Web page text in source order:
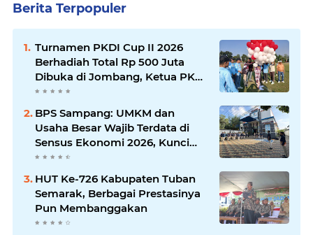
Berita Terpopuler
Turnamen PKDI Cup II 2026
Berhadiah Total Rp 500 Juta
Dibuka di Jombang, Ketua PKDI
Jatim Syaifullah Mahdi: Ajang
Komunikasi Antar-Kades untuk
Memajukan Desa
BPS Sampang: UMKM dan
Usaha Besar Wajib Terdata di
Sensus Ekonomi 2026, Kunci
Kebijakan Tepat Sasaran
HUT Ke-726 Kabupaten Tuban
Semarak, Berbagai Prestasinya
Pun Membanggakan